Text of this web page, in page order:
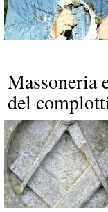
Massoneria
del